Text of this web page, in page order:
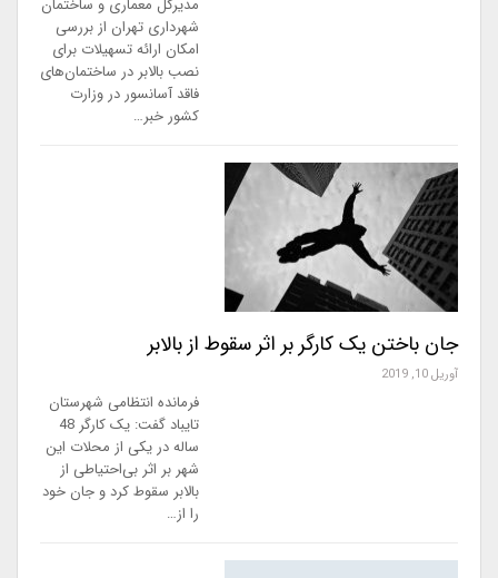
شهرداری تهران از بررسی
امکان ارائه تسهیلات برای
نصب بالابر در ساختمان‌های
فاقد آسانسور در وزارت
کشور خبر…
جان باختن یک کارگر بر اثر سقوط از بالابر
آوریل 10, 2019
فرمانده انتظامی شهرستان
تایباد گفت: یک کارگر 48
ساله در یکی از محلات این
شهر بر اثر بی‌احتیاطی از
بالابر سقوط کرد و جان خود
را از…